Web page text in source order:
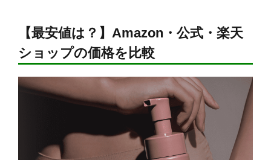
【最安値は？】Amazon・公式・楽天
ショップの価格を比較